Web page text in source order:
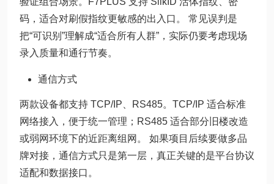
码，适合对刷假指纹更敏感的出入口。 常见误判是
把“可识别”理解成“适合所有人群”，实际仍要考虑现场
录入质量和通行节奏。
通信方式
两款设备都支持 TCP/IP、RS485。TCP/IP 适合标准
网络接入，便于统一管理；RS485 适合部分旧楼改造
或弱网环境下的近距离组网。 如果项目后续要做多品
牌对接，通信方式只是第一层，真正关键的是平台协议
适配和数据接口。